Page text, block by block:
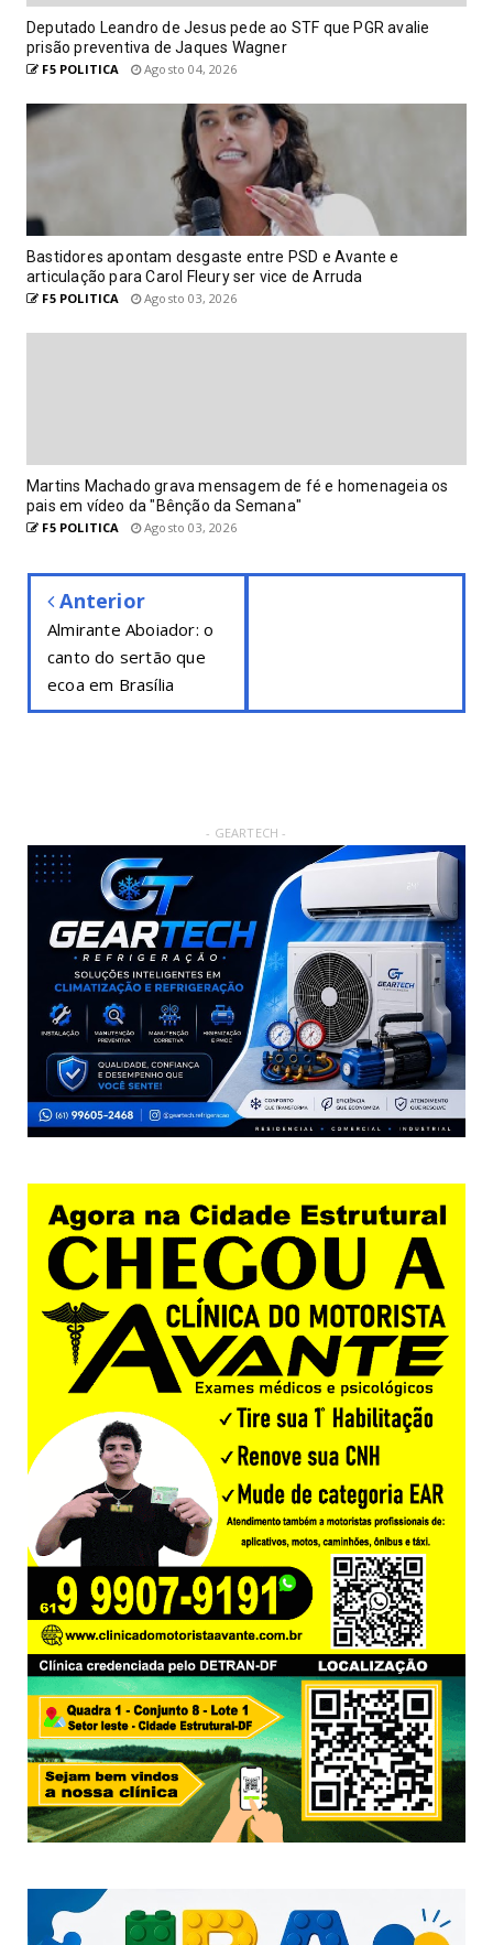
Deputado Leandro de Jesus pede ao STF que PGR avalie
prisão preventiva de Jaques Wagner
F5 POLITICA Agosto 04, 2026
Bastidores apontam desgaste entre PSD e Avante e
articulação para Carol Fleury ser vice de Arruda
F5 POLITICA Agosto 03, 2026
Martins Machado grava mensagem de fé e homenageia os
pais em vídeo da "Bênção da Semana"
F5 POLITICA Agosto 03, 2026
Anterior
Almirante Aboiador: o
canto do sertão que
ecoa em Brasília
- GEARTECH -